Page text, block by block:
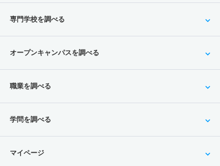
専門学校を調べる
オープンキャンパスを調べる
職業を調べる
学問を調べる
マイページ